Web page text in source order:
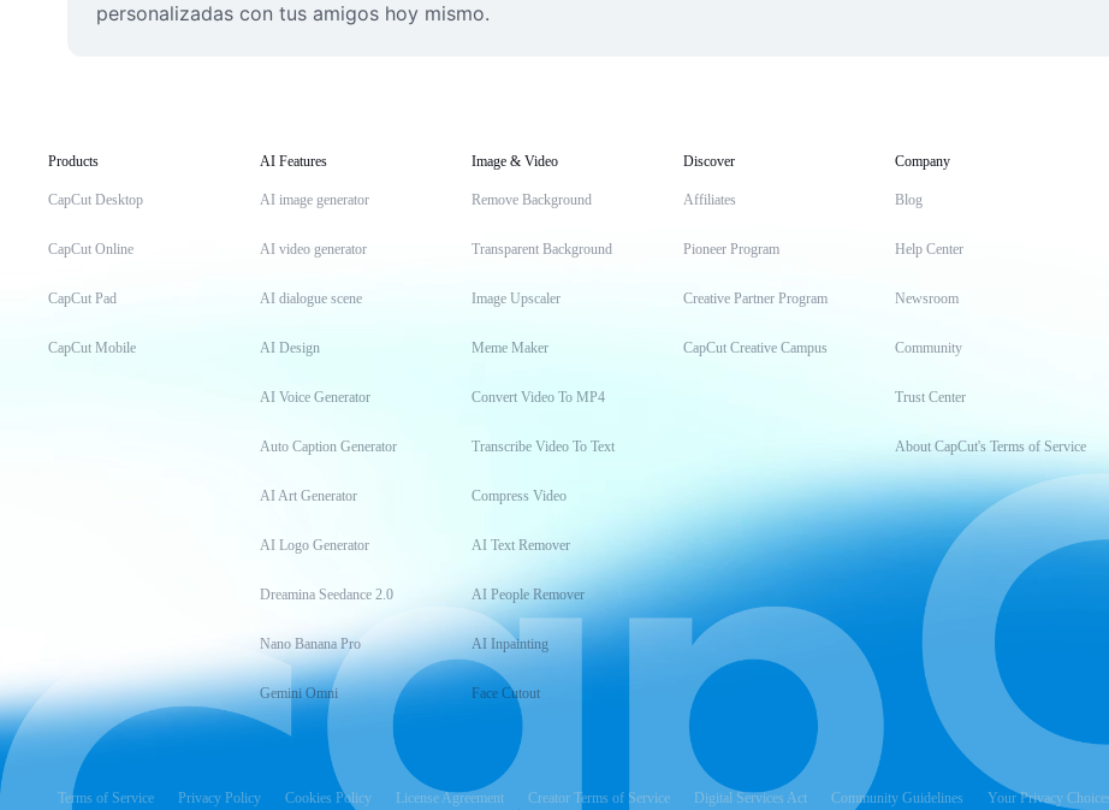
personalizadas con tus amigos hoy mismo.
Products
CapCut Desktop
CapCut Online
CapCut Pad
CapCut Mobile
AI Features
AI image generator
AI video generator
AI dialogue scene
AI Design
AI Voice Generator
Auto Caption Generator
AI Art Generator
AI Logo Generator
Dreamina Seedance 2.0
Nano Banana Pro
Gemini Omni
Image & Video
Remove Background
Transparent Background
Image Upscaler
Meme Maker
Convert Video To MP4
Transcribe Video To Text
Compress Video
AI Text Remover
AI People Remover
AI Inpainting
Face Cutout
Discover
Affiliates
Pioneer Program
Creative Partner Program
CapCut Creative Campus
Company
Blog
Help Center
Newsroom
Community
Trust Center
About CapCut's Terms of Service
Terms of Service Privacy Policy Cookies Policy License Agreement Creator Terms of Service Digital Services Act Community Guidelines Your Privacy